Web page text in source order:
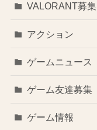
VALORANT募集
アクション
ゲームニュース
ゲーム友達募集
ゲーム情報